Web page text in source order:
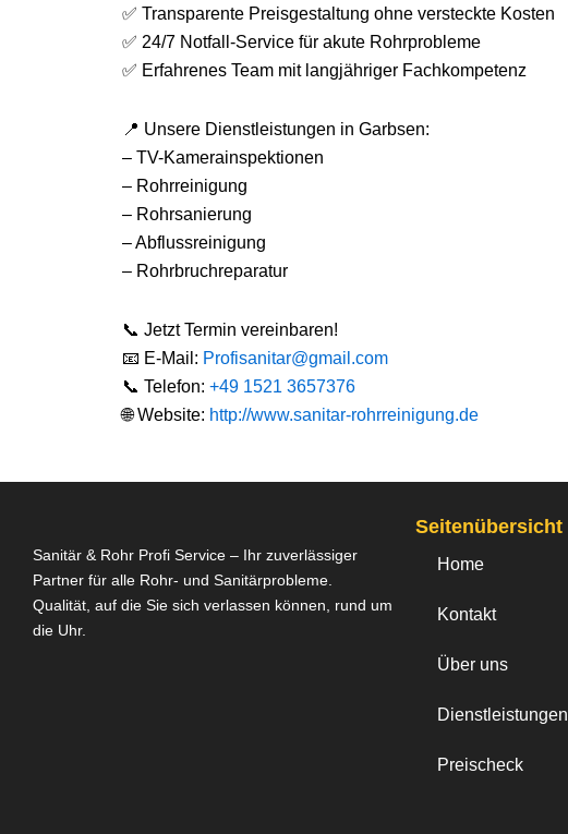
✅ Transparente Preisgestaltung ohne versteckte Kosten
✅ 24/7 Notfall-Service für akute Rohrprobleme
✅ Erfahrenes Team mit langjähriger Fachkompetenz
📍 Unsere Dienstleistungen in Garbsen:
– TV-Kamerainspektionen
– Rohrreinigung
– Rohrsanierung
– Abflussreinigung
– Rohrbruchreparatur
📞 Jetzt Termin vereinbaren!
📧 E-Mail: Profisanitar@gmail.com
📞 Telefon: +49 1521 3657376
🌐 Website: http://www.sanitar-rohrreinigung.de
Sanitär & Rohr Profi Service – Ihr zuverlässiger
Partner für alle Rohr- und Sanitärprobleme.
Qualität, auf die Sie sich verlassen können, rund um
die Uhr.
Seitenübersicht
Home
Kontakt
Über uns
Dienstleistungen
Preischeck